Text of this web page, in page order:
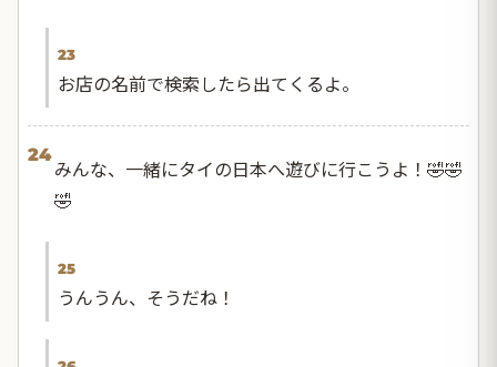
23
お店の名前で検索したら出てくるよ。
24
みんな、一緒にタイの日本へ遊びに行こうよ！🤣🤣
🤣
25
うんうん、そうだね！